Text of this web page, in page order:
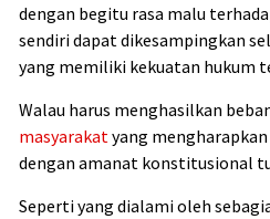
dengan begitu rasa malu
sendiri dapat dikesampingkan
yang memiliki kekuatan hukum
Walau harus menghasilkan
masyarakat yang
dengan amanat konstitusional
Seperti yang dialami oleh